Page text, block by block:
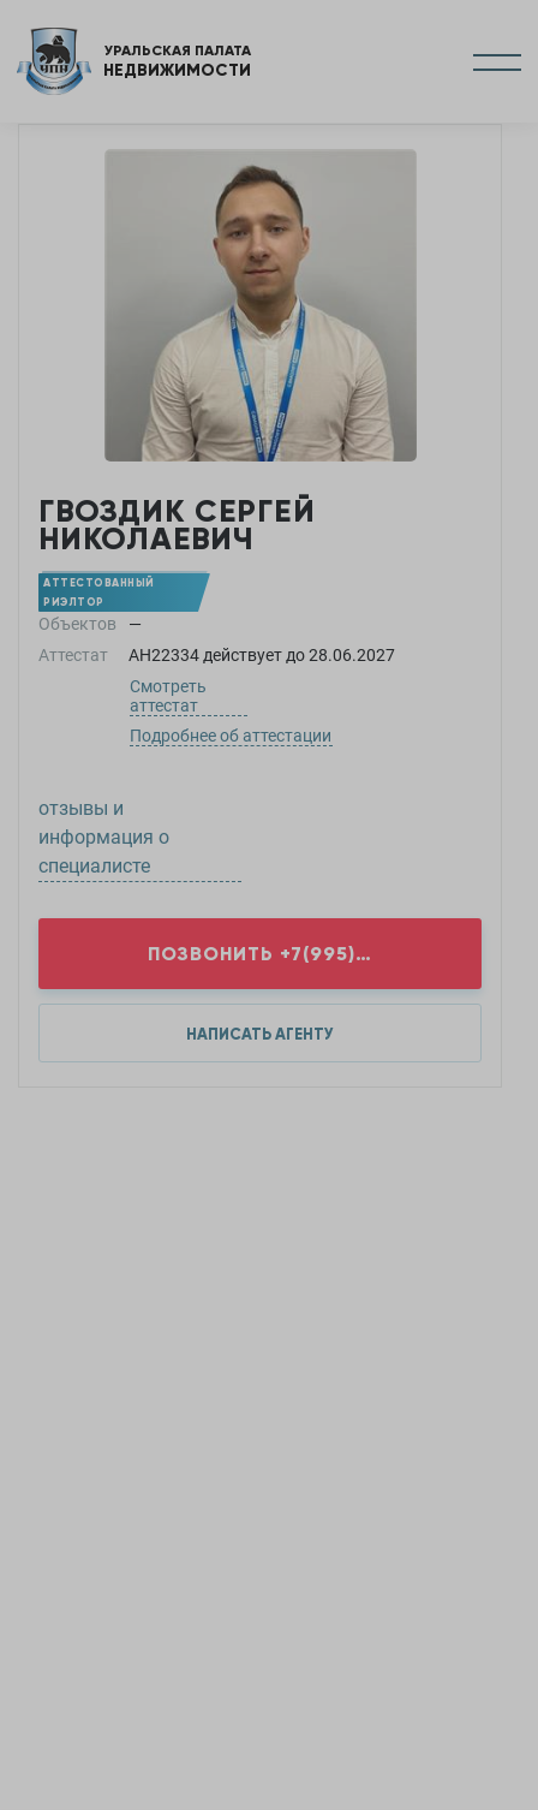
УРАЛЬСКАЯ ПАЛАТА
НЕДВИЖИМОСТИ
ГВОЗДИК СЕРГЕЙ
НИКОЛАЕВИЧ
АТТЕСТОВАННЫЙ
РИЭЛТОР
Объектов
—
Аттестат
АН22334 действует до28.06.2027
Смотреть
аттестат
Подробнее об аттестации
отзывы и
информация о
специалисте
ПОЗВОНИТЬ +7(995)5...
НАПИСАТЬ АГЕНТУ